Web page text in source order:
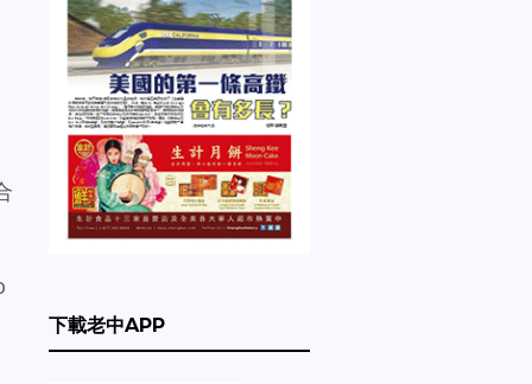
下載老中APP